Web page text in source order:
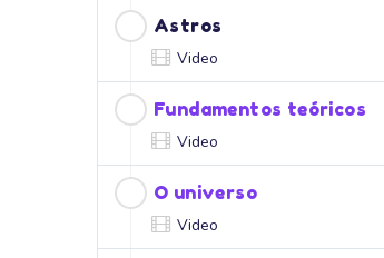
Astros
Video
Fundamentos teóricos
Video
O universo
Video